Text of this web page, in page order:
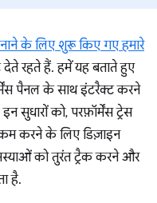
के लिए शुरू किए गए हमारे
रहते हैं. हमें यह बताते हुए
पैनल के साथ इंटरैक्ट करने
सुधारों को, परफ़ॉर्मेंस ट्रेस
करने के लिए डिज़ाइन
को तुरंत ट्रैक करने और
है.